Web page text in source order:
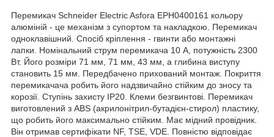
Перемикач Schneider Electric Asfora EPH0400161 кольору
алюміній - це механізм з супортом та накладкою. Перемикач
одноклавішний. Спосіб кріплення - гвинти або монтажні
лапки. Номінальний струм перемикача 10 A, потужність 2300
Вт. Його розміри 71 мм, 71 мм, 43 мм, а глибина виступу
становить 15 мм. Передбачено прихований монтаж. Покриття
перемикачача робить його надзвичайно стійким до зносу та
корозії. Ступінь захисту IP20. Клеми безгвинтові. Перемикач
виготовлений з ABS (акрилонітрил-бутадієн-стирол) пластику,
що робить його максимально стійким. Має мідний провідник.
Він отримав сертифікати NF, TSE, VDE. Повністю відповідає